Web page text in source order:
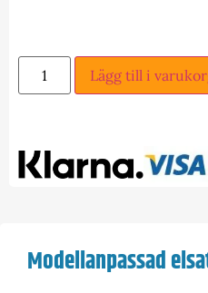
Lägg till i
Modellanpassad